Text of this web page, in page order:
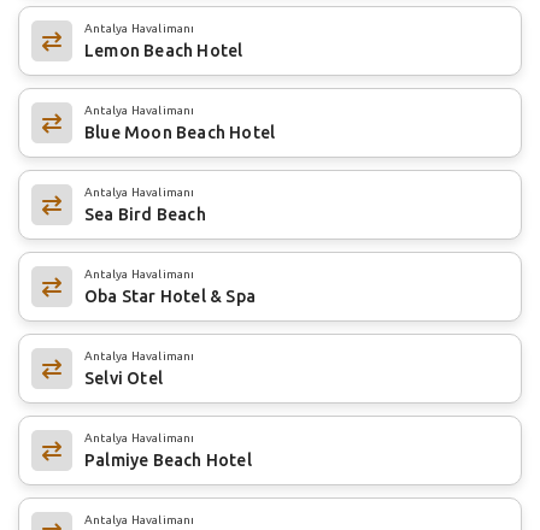
Antalya Havalimanı
Lemon Beach Hotel
Antalya Havalimanı
Blue Moon Beach Hotel
Antalya Havalimanı
Sea Bird Beach
Antalya Havalimanı
Oba Star Hotel & Spa
Antalya Havalimanı
Selvi Otel
Antalya Havalimanı
Palmiye Beach Hotel
Antalya Havalimanı